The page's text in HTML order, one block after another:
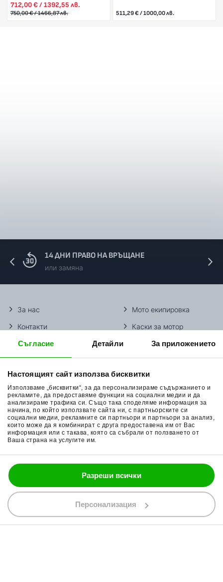
Съгласие Детайли За приложението
Настоящият сайт използва бисквитки
Използваме „бисквитки“, за да персонализираме съдържанието и
рекламите, да предоставяме функции на социални медии и да
анализираме трафика си. Също така споделяме информация за
начина, по който използвате сайта ни, с партньорските си
социални медии, рекламните си партньори и партньори за анализ,
които може да я комбинират с друга предоставена им от Вас
информация или с такава, която са събрали от ползването от
Ваша страна на услугите им.
Разреши всички
Персонализация
712,00 € / 1392,55 лв.
750,00 € / 1466,87 лв. 511,29 € / 1000,00 лв.
14 ДНИ ПРАВО НА ВРЪЩАНЕ
или замяна
За нас
Контакти
Методи доставка
Начини плащане
Връщане на стока
Общи условия
Поверителност
Политика за бисквитки
Мото екипировка
Каски за мотор
Ботуши за мотор
Гуми за мотор
Очила за мотор
Раници за мотор
Ръкавици за мотор
Части за мотор
088 200 7002
shop@bobimx.com